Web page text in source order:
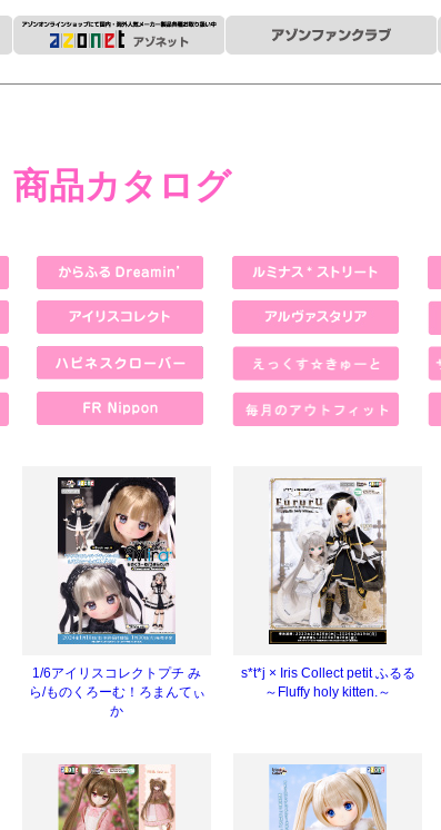
商品カタログ
1/6アイリスコレクトプチ み
ら/ものくろーむ！ろまんてぃ
か
s*t*j × Iris Collect petit ふるる
～Fluffy holy kitten.～